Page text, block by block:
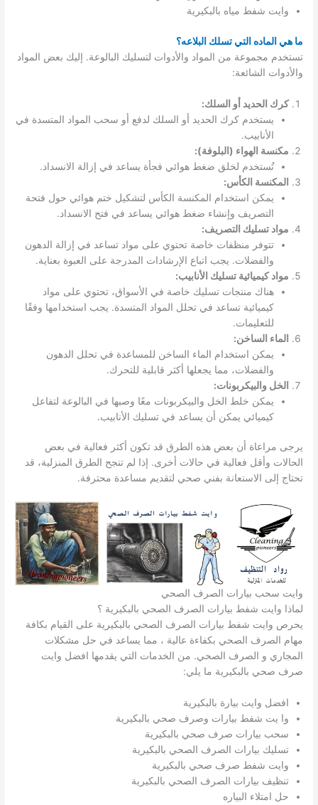
وايت شفط مياه بالبكيرية
ما هي الماده التي تسلك البلاعه؟
تستخدم مجموعة من المواد والأدوات لتسليك البالوعة. إليك بعض المواد
والأدوات الشائعة:
كرك الحديد أو السلك:
يستخدم كرك الحديد أو السلك لدفع أو سحب المواد المتسدة في
الأنابيب.
مكنسة الهواء (البلوفة):
تُستخدم لخلق ضغط هوائي فجأة يساعد في إزالة الانسداد.
المكنسة الكأس:
يمكن استخدام المكنسة الكأس لتشكيل ختم هوائي حول فتحة
التصريف وإنشاء ضغط هوائي يساعد في فتح الانسداد.
مواد تسليك التصريف:
تتوفر منظفات خاصة تحتوي على مواد تساعد في إزالة الدهون
والفضلات. يجب اتباع الإرشادات المدرجة على العبوة بعناية.
مواد كيميائية تسليك الأنابيب:
هناك منتجات تسليك خاصة في الأسواق، تحتوي على مواد
كيميائية تساعد في تحلل المواد المتسدة. يجب استخدامها وفقًا
للتعليمات.
الماء الساخن:
يمكن استخدام الماء الساخن للمساعدة في تحلل الدهون
والفضلات، مما يجعلها أكثر قابلية للتحرك.
الخل والبيكربونات:
يمكن خلط الخل والبيكربونات معًا وصبها في البالوعة لتفاعل
كيميائي يمكن أن يساعد في تسليك الأنابيب.
يرجى مراعاة أن بعض هذه الطرق قد تكون أكثر فعالية في بعض
الحالات وأقل فعالية في حالات أخرى. إذا لم تنجح الطرق المنزلية، قد
تحتاج إلى الاستعانة بفني صحي لتقديم مساعدة محترفة.
وايت سحب بيارات الصرف الصحي
لماذا وايت شفط بيارات الصرف الصحي بالبكيرية ؟
يحرص وايت شفط بيارات الصرف الصحي بالبكيرية على القيام بكافة
مهام الصرف الصحي بكفاءة عالية ، مما يساعد في حل مشكلات
المجاري و الصرف الصحي. من الخدمات التي يقدمها افضل وايت
صرف صحي بالبكيرية ما يلي:
افضل وايت بيارة بالبكيرية
وا يت شفط بيارات وصرف صحي بالبكيرية
سحب بيارات صرف صحي بالبكيرية
تسليك بيارات الصرف الصحي بالبكيرية
وايت شفط صرف صحي بالبكيرية
تنظيف بيارات الصرف الصحي بالبكيرية
حل امتلاء البياره